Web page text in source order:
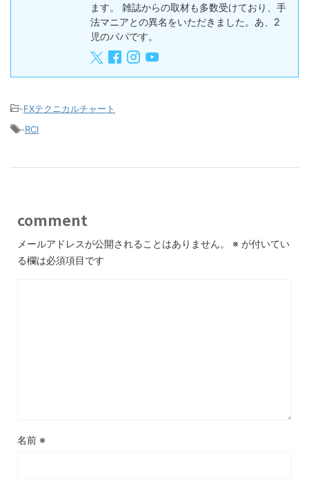
ます。 雑誌からの取材も多数受けており、手
法マニアとの異名をいただきました。あ、2
児のパパです。
-FXテクニカルチャート
-RCI
comment
メールアドレスが公開されることはありません。 ※ が付いてい
る欄は必須項目です
名前 ※